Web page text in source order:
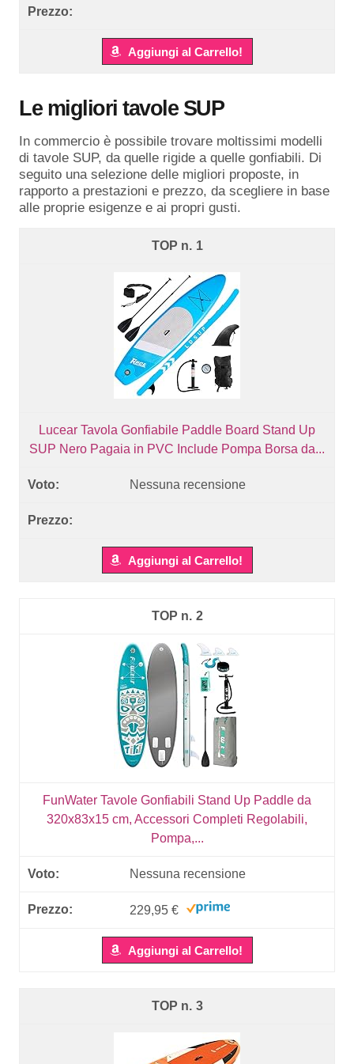
Aggiungi al Carrello!
Le migliori tavole SUP
In commercio è possibile trovare moltissimi modelli
di tavole SUP, da quelle rigide a quelle gonfiabili. Di
seguito una selezione delle migliori proposte, in
rapporto a prestazioni e prezzo, da scegliere in base
alle proprie esigenze e ai propri gusti.
1
Lucear Tavola Gonfiabile Paddle Board Stand Up
SUP Nero Pagaia in PVC Include Pompa Borsa da...
Nessuna recensione
Aggiungi al Carrello!
2
FunWater Tavole Gonfiabili Stand Up Paddle da
320x83x15 cm, Accessori Completi Regolabili,
Pompa,...
Nessuna recensione
229,95 €
Aggiungi al Carrello!
3